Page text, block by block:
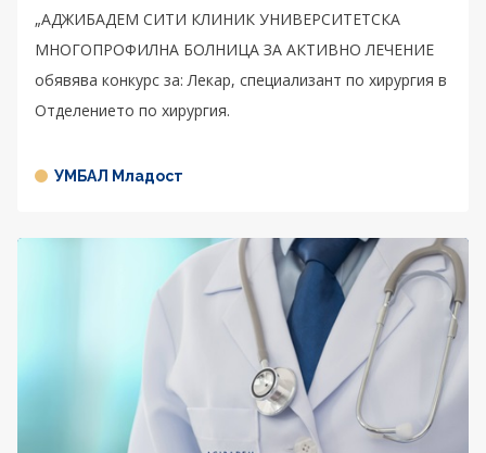
„АДЖИБАДЕМ СИТИ КЛИНИК УНИВЕРСИТЕТСКА
МНОГОПРОФИЛНА БОЛНИЦА ЗА АКТИВНО ЛЕЧЕНИЕ
обявява конкурс за: Лекар, специализант по хирургия в
Отделението по хирургия.
УМБАЛ Младост